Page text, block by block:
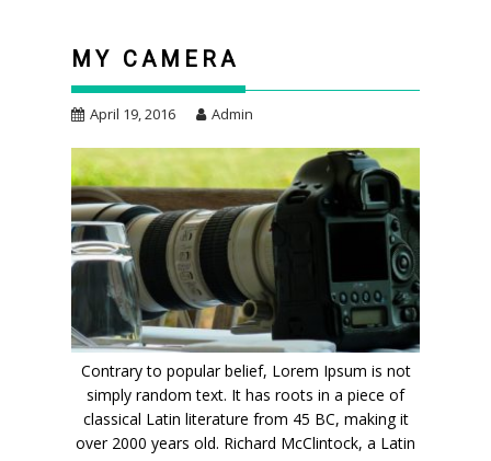
MY CAMERA
April 19, 2016 Admin
Contrary to popular belief, Lorem Ipsum is not
simply random text. It has roots in a piece of
classical Latin literature from 45 BC, making it
over 2000 years old. Richard McClintock, a Latin